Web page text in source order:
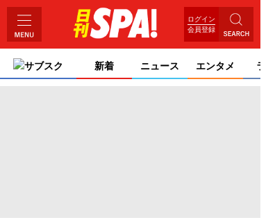
ログイン
会員登録
サブスク 新着 ニュース エンタメ ライ